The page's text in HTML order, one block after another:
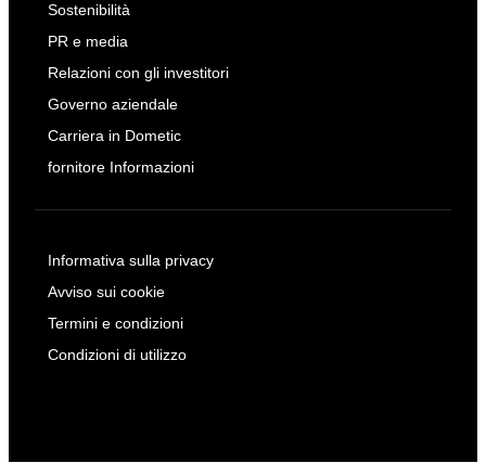
Sostenibilità
PR e media
Relazioni con gli investitori
Governo aziendale
Carriera in Dometic
fornitore Informazioni
Informativa sulla privacy
Avviso sui cookie
Termini e condizioni
Condizioni di utilizzo